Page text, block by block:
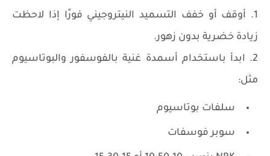
1. أوقف أو خفف التسميد النيتروجيني فورًا إذا لاحظت
زيادة خضرية بدون زهور.
2. ابدأ باستخدام أسمدة غنية بالفوسفور والبوتاسيوم
مثل:
سلفات بوتاسيوم
سوبر فوسفات